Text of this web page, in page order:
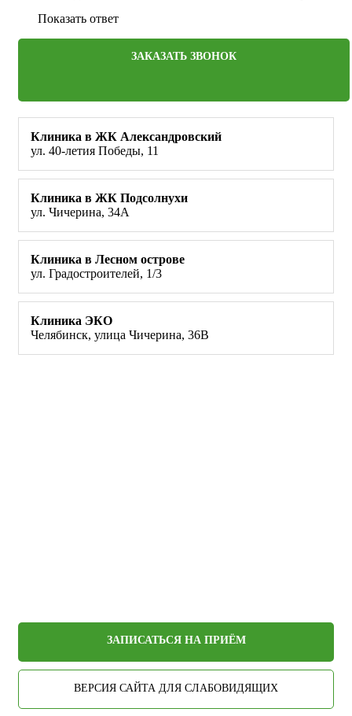
Показать ответ
ЗАКАЗАТЬ ЗВОНОК
Клиника в ЖК Александровский
ул. 40-летия Победы, 11
Клиника в ЖК Подсолнухи
ул. Чичерина, 34А
Клиника в Лесном острове
ул. Градостроителей, 1/3
Клиника ЭКО
Челябинск, улица Чичерина, 36В
ЗАПИСАТЬСЯ НА ПРИЁМ
ВЕРСИЯ САЙТА ДЛЯ СЛАБОВИДЯЩИХ